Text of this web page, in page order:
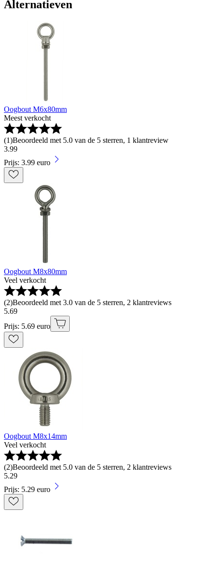
Alternatieven
Oogbout M6x80mm
Meest verkocht
(1)Beoordeeld met 5.0 van de 5 sterren, 1 klantreview
3.99
Prijs: 3.99 euro
Oogbout M8x80mm
Veel verkocht
(2)Beoordeeld met 3.0 van de 5 sterren, 2 klantreviews
5.69
Prijs: 5.69 euro
Oogbout M8x14mm
Veel verkocht
(2)Beoordeeld met 5.0 van de 5 sterren, 2 klantreviews
5.29
Prijs: 5.29 euro